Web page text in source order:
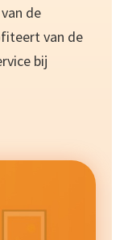
de
van de
bij